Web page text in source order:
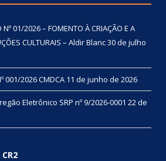
01/2026 – FOMENTO À CRIAÇÃO E A
CULTURAIS – Aldir Blanc30 de julho
001/2026 CMDCA 11 de junho de 2026
Eletrônico SRP nº 9/2026-0001 22 de